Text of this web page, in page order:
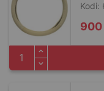
Kodi:
900